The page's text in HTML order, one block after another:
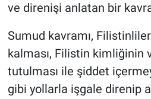
ve direnişi anlatan bir
Sumud kavramı,
kalması, Filistin kimliğinin
tutulması ile şiddet
gibi yollarla işgale direnip